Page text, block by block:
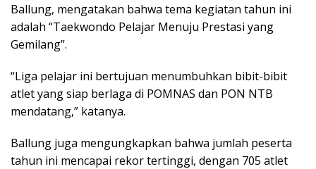
Ballung, mengatakan bahwa tema kegiatan tahun ini
adalah “Taekwondo Pelajar Menuju Prestasi yang
Gemilang”.
“Liga pelajar ini bertujuan menumbuhkan bibit-bibit
atlet yang siap berlaga di POMNAS dan PON NTB
mendatang,” katanya.
Ballung juga mengungkapkan bahwa jumlah peserta
tahun ini mencapai rekor tertinggi, dengan 705 atlet